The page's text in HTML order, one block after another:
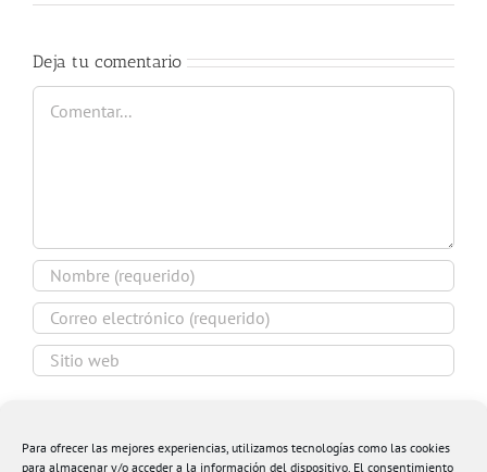
Para ofrecer las mejores experiencias, utilizamos tecnologías como las cookies
para almacenar y/o acceder a la información del dispositivo. El consentimiento
Deja tu comentario
Comentar
navegador para la próxima vez que comente.